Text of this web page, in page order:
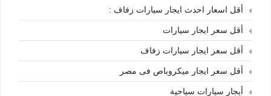
أقل اسعار احدث ايجار سيارات زفاف :
أقل سعر ايجار سيارات
أقل سعر ايجار سيارات زفاف
أقل سعر ايجار ميكروباص فى مصر
أيجار سيارات سياحية